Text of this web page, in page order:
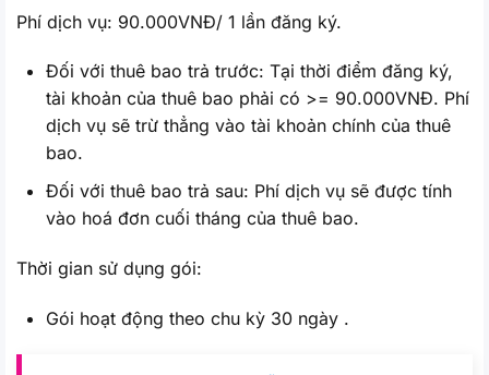
Phí dịch vụ: 90.000VNĐ/ 1 lần đăng ký.
Đối với thuê bao trả trước: Tại thời điểm đăng ký,
tài khoản của thuê bao phải có >= 90.000VNĐ. Phí
dịch vụ sẽ trừ thẳng vào tài khoản chính của thuê
bao.
Đối với thuê bao trả sau: Phí dịch vụ sẽ được tính
vào hoá đơn cuối tháng của thuê bao.
Thời gian sử dụng gói:
Gói hoạt động theo chu kỳ 30 ngày .